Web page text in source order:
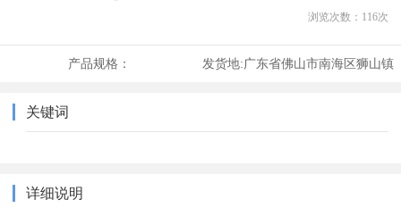
浏览次数： 116次
产品规格： 发货地:广东省佛山市南海区狮山镇
关键词
详细说明